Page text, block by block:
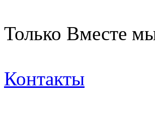
Только Вместе
Контакты